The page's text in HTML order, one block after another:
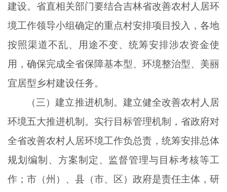
建设。省直相关部门要结合吉林省改善农村人居环
境工作领导小组确定的重点村安排项目投入，各地
按照渠道不乱、用途不变、统筹安排涉农资金使
用，确保完成全省保障基本型、环境整治型、美丽
宜居型乡村建设任务。
（三）建立推进机制。建立健全改善农村人居
环境五大推进机制。实行目标管理机制，省政府对
全省改善农村人居环境工作负总责，统筹安排总体
规划编制、方案制定、监督管理与目标考核等工
作；市（州）、县（市、区）政府是责任主体，研